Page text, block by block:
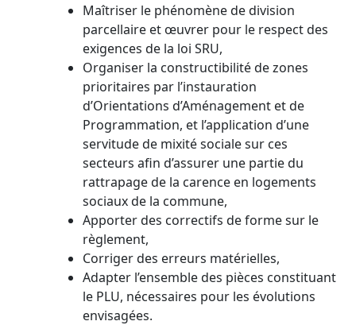
Maîtriser le phénomène de division
parcellaire et œuvrer pour le respect des
exigences de la loi SRU,
Organiser la constructibilité de zones
prioritaires par l’instauration
d’Orientations d’Aménagement et de
Programmation, et l’application d’une
servitude de mixité sociale sur ces
secteurs afin d’assurer une partie du
rattrapage de la carence en logements
sociaux de la commune,
Apporter des correctifs de forme sur le
règlement,
Corriger des erreurs matérielles,
Adapter l’ensemble des pièces constituant
le PLU, nécessaires pour les évolutions
envisagées.